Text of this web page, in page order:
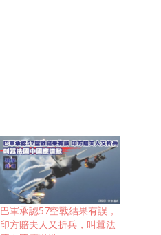
巴軍承認57空戰結果有誤，
印方賠夫人又折兵，叫囂法